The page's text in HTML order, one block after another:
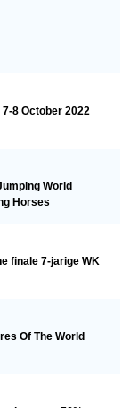
8 October 2022
World
Horses
finale 7-jarige WK
Of The World